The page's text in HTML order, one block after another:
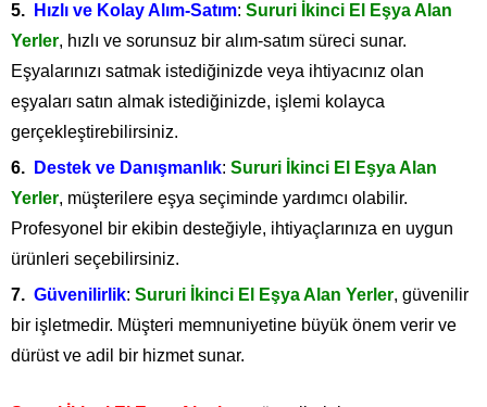
Hızlı ve Kolay Alım-Satım: Sururi İkinci El Eşya Alan
Yerler, hızlı ve sorunsuz bir alım-satım süreci sunar.
Eşyalarınızı satmak istediğinizde veya ihtiyacınız olan
eşyaları satın almak istediğinizde, işlemi kolayca
gerçekleştirebilirsiniz.
Destek ve Danışmanlık: Sururi İkinci El Eşya Alan
Yerler, müşterilere eşya seçiminde yardımcı olabilir.
Profesyonel bir ekibin desteğiyle, ihtiyaçlarınıza en uygun
ürünleri seçebilirsiniz.
Güvenilirlik: Sururi İkinci El Eşya Alan Yerler, güvenilir
bir işletmedir. Müşteri memnuniyetine büyük önem verir ve
dürüst ve adil bir hizmet sunar.